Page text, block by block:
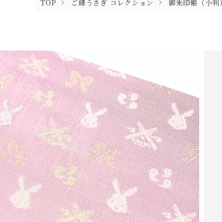
TOP ご縁うさぎ コレクション 御朱印帳（小判